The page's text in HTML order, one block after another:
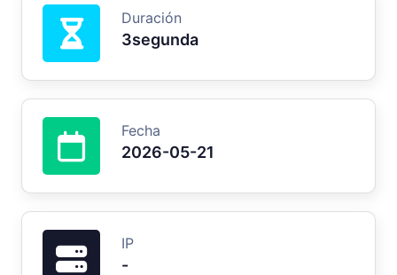
Duración
3segunda
Fecha
2026-05-21
IP
-